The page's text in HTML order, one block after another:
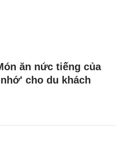
ăn nức tiếng của
cho du khách